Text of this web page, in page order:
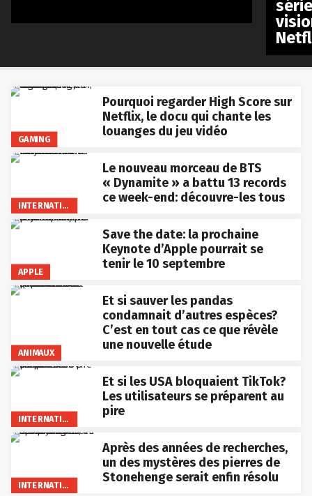
GAMING
Pourquoi regarder High Score sur
Netflix, le docu qui chante les
louanges du jeu vidéo
INTERNATIONAL
Le nouveau morceau de BTS
« Dynamite » a battu 13 records
ce week-end: découvre-les tous
APPLE
Save the date: la prochaine
Keynote d’Apple pourrait se
tenir le 10 septembre
ANIMAUX
Et si sauver les pandas
condamnait d’autres espèces?
C’est en tout cas ce que révèle
une nouvelle étude
INTERNATIONAL
Et si les USA bloquaient TikTok?
Les utilisateurs se préparent au
pire
INTERNATIONAL
Après des années de recherches,
un des mystères des pierres de
Stonehenge serait enfin résolu